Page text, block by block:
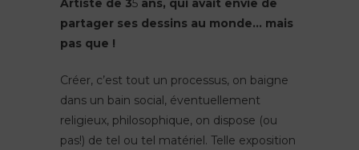
Artiste de 35ans, qui avait envie de
partager ses dessins au monde… mais
pas que !
Créer, c’est tout un processus, on baigne
dans un bain social, éventuellement
religieux, philosophique, on dispose (ou
pas!) de tel ou tel matériel. Telle exposition